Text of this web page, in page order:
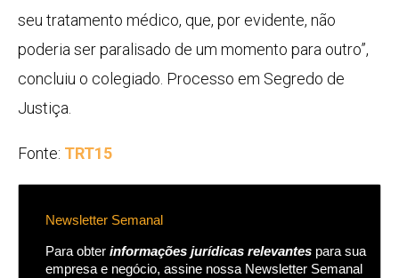
seu tratamento médico, que, por evidente, não
poderia ser paralisado de um momento para outro”,
concluiu o colegiado. Processo em Segredo de
Justiça.
Fonte: TRT15
Newsletter Semanal
Para obter informações jurídicas relevantes para sua
empresa e negócio, assine nossa Newsletter Semanal